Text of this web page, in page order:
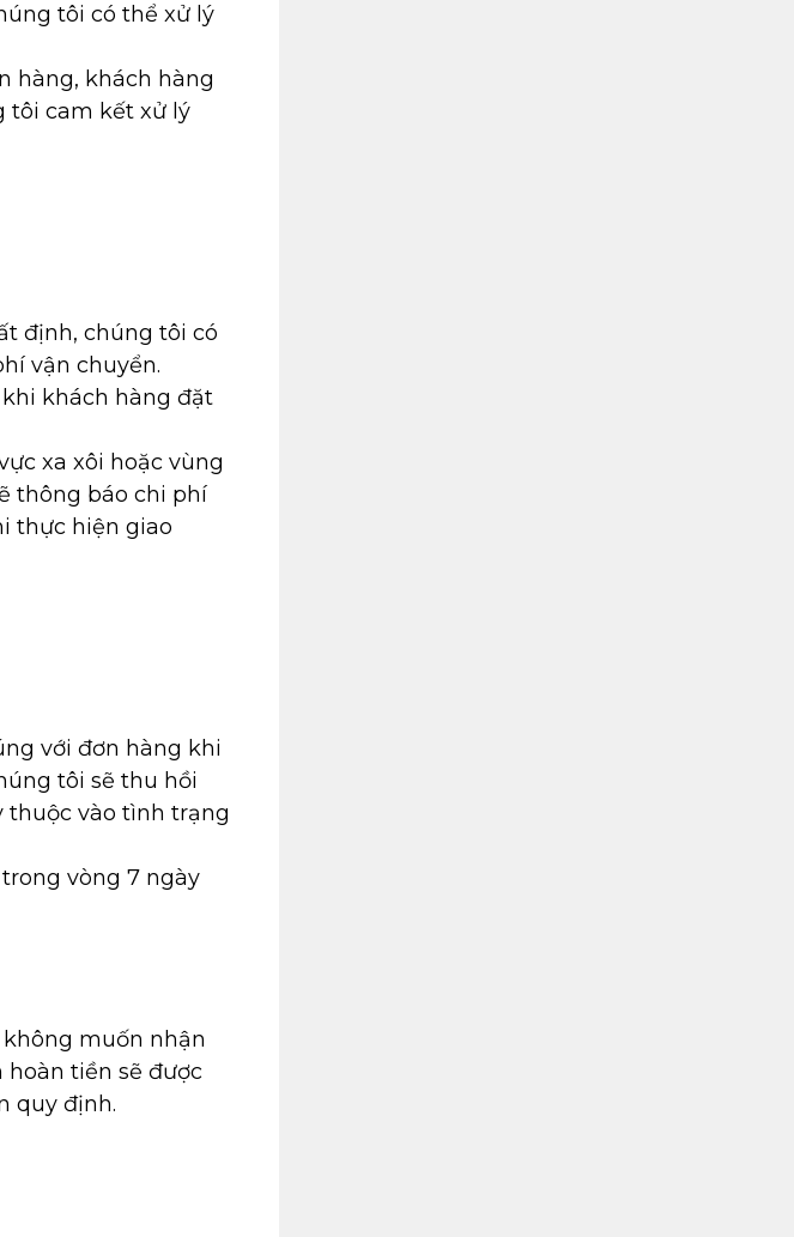
tôi có thể xử lý
hàng, khách hàng
tôi cam kết xử lý
định, chúng tôi có
vận chuyển.
khách hàng đặt
xa xôi hoặc vùng
thông báo chi phí
thực hiện giao
với đơn hàng khi
tôi sẽ thu hồi
thuộc vào tình trạng
vòng 7 ngày
muốn nhận
tiền sẽ được
quy định.